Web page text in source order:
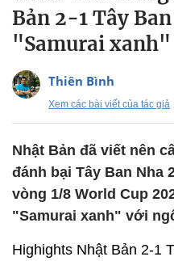
Bản 2-1 Tây
"Samurai xanh"
Thiên Bình
Xem các bài viết của tác giả
Nhật Bản đã viết nên
đánh bại Tây Ban Nha
vòng 1/8 World Cup
"Samurai xanh" với
Highights Nhật Bản 2-1